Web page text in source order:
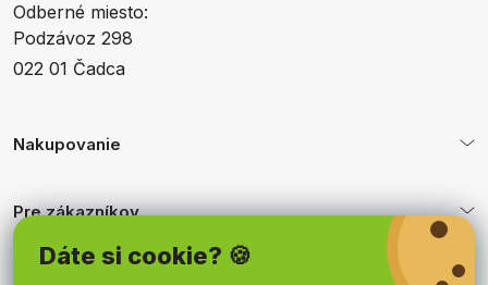
Dáte si cookie? 🍪
Odberné miesto:
Podzávoz 298
022 01 Čadca
Nakupovanie
Pre zákazníkov